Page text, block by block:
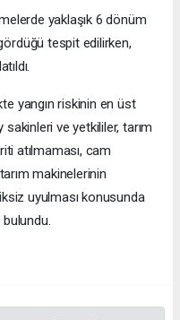
yaklaşık 6 dönüm
tespit edilirken,
yangın riskinin en üst
sakinleri ve yetkililer, tarım
atılmaması, cam
makinelerinin
uyulması konusunda